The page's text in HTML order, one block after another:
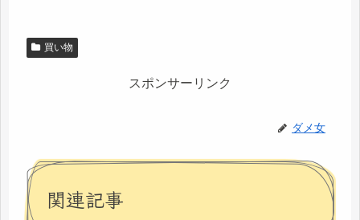
買い物
スポンサーリンク
ダメ女
関連記事